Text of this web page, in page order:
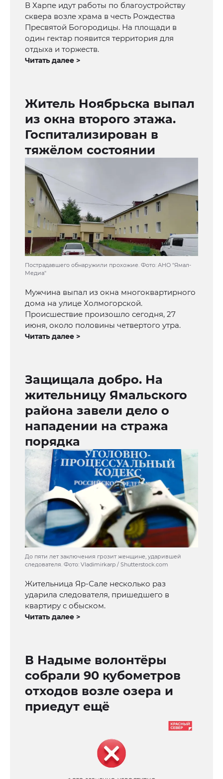
В Харпе идут работы по благоустройству
сквера возле храма в честь Рождества
Пресвятой Богородицы. На площади в
один гектар появится территория для
отдыха и торжеств.
Читать далее >
Житель Ноябрьска выпал
из окна второго этажа.
Госпитализирован в
тяжёлом состоянии
Пострадавшего обнаружили прохожие. Фото: АНО "Ямал-
Медиа"
Мужчина выпал из окна многоквартирного
дома на улице Холмогорской.
Происшествие произошло сегодня, 27
июня, около половины четвертого утра.
Читать далее >
Защищала добро. На
жительницу Ямальского
района завели дело о
нападении на стража
порядка
До пяти лет заключения грозит женщине, ударившей
следователя. Фото: Vladimirkarp / Shutterstock.com
Жительница Яр-Сале несколько раз
ударила следователя, пришедшего в
квартиру с обыском.
Читать далее >
В Надыме волонтёры
собрали 90 кубометров
отходов возле озера и
приедут ещё